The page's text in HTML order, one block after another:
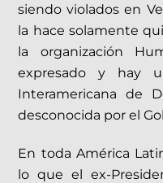
siendo violados en
la hace solamente
la organización
expresado y hay
Interamericana de
desconocida por el
En toda América
lo que el ex-